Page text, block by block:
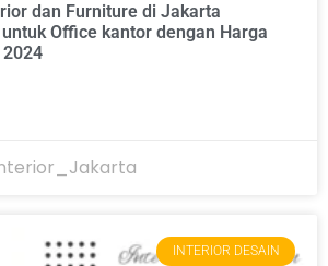
dan Furniture di Jakarta
Office kantor dengan Harga
INTERIOR DESAIN